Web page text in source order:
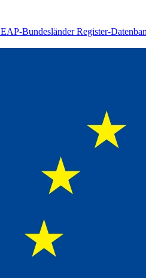
EAP-BundesländerRegister-